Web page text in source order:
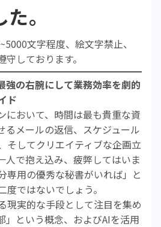
。
文字程度、絵文字禁止、
しております。
強の右腕にして業務効率を劇的
ド
において、時間は最も貴重な資
るメールの返信、スケジュール
そしてクリエイティブな企画立
人で抱え込み、疲弊してはいま
専用の優秀な秘書がいれば」と
ではないでしょう。
現実的な手段として注目を集め
」という概念、およびAIを活用